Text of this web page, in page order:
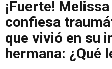
¡Fuerte!
confiesa
que vivió en su
hermana: ¿Qué